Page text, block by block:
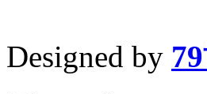
Designed by